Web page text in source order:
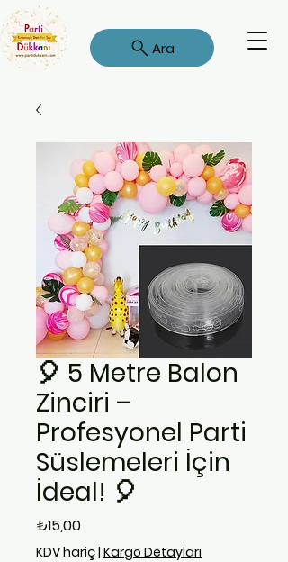
Ara
🎈 5 Metre Balon
Zinciri –
Profesyonel Parti
Süslemeleri İçin
İdeal! 🎈
₺15,00Fiyat
KDV hariç| Kargo Detayları